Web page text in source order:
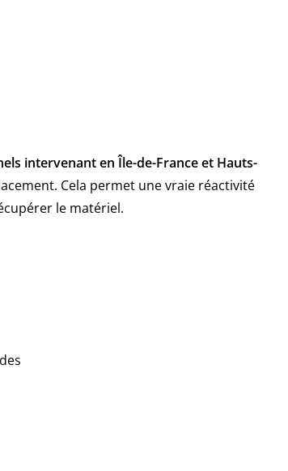
intervenant en Île-de-France et Hauts-
Cela permet une vraie réactivité
le matériel.